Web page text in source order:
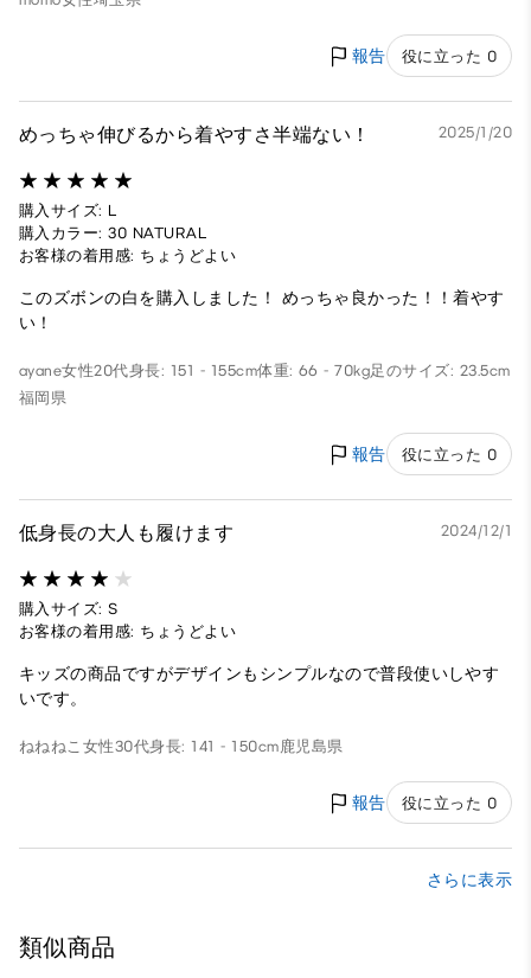
報告 役に立った 0
めっちゃ伸びるから着やすさ半端ない！ 2025/1/20
購入サイズ: L
購入カラー: 30 NATURAL
お客様の着用感: ちょうどよい
このズボンの白を購入しました！ めっちゃ良かった！！着やす
い！
ayane女性20代身長: 151 - 155cm体重: 66 - 70kg足のサイズ: 23.5cm
福岡県
報告 役に立った 0
低身長の大人も履けます 2024/12/1
購入サイズ: S
お客様の着用感: ちょうどよい
キッズの商品ですがデザインもシンプルなので普段使いしやす
いです。
ねねねこ 女性30代身長: 141 - 150cm鹿児島県
報告 役に立った 0
さらに表示
類似商品